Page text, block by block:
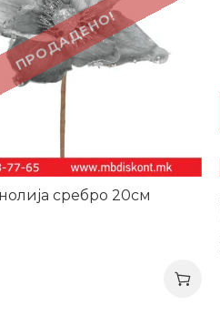
ПРОДАДЕНО!
сребро 20см